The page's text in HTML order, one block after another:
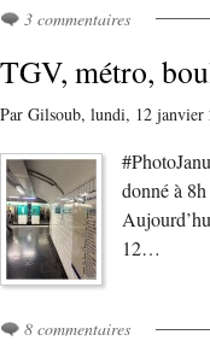
3 commentaires
TGV, métro,
Par Gilsoub, lundi, 12 janvier
donné à
12…
8 commentaires